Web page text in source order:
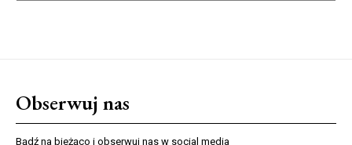
Obserwuj nas
Bądź na bieżąco i obserwuj nas w social media